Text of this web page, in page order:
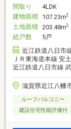
間取り
4LDK
建物面積 107.23m2
土地面積 203.48m2
総戸数
5戸
近江鉄道八日市
ＪＲ東海道本線 安
近江鉄道八日市線
滋賀県近江八幡
ルーフバルコニー
建設住宅性能評価付